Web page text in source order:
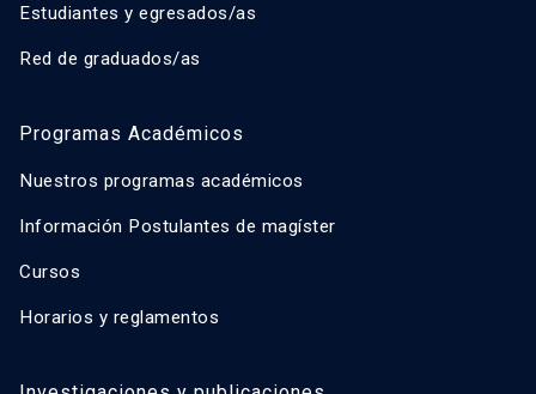
Estudiantes y egresados/as
Red de graduados/as
Programas Académicos
Nuestros programas académicos
Información Postulantes de magíster
Cursos
Horarios y reglamentos